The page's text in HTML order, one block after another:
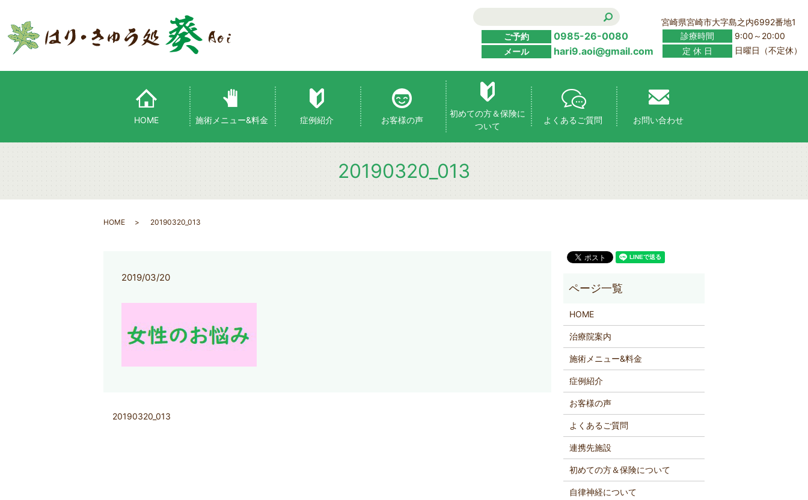
HOME 施術メニュー&料金 症例紹介 お客様の声
初めての方＆保険に
ついて
よくあるご質問 お問い合わせ
ご予約 0985-26-0080
メール hari9.aoi@gmail.com
宮崎県宮崎市大字島之内6992番地1
診療時間
9:00～20:00
定 休 日
日曜日（不定休）
20190320_013
HOME 20190320_013
2019/03/20
20190320_013
HOME
治療院案内
施術メニュー&料金
症例紹介
お客様の声
よくあるご質問
連携先施設
初めての方＆保険について
自律神経について